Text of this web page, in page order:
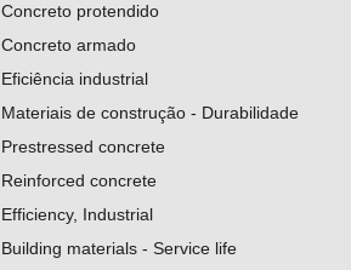
Concreto protendido
Concreto armado
Eficiência industrial
Materiais de construção - Durabilidade
Prestressed concrete
Reinforced concrete
Efficiency, Industrial
Building materials - Service life